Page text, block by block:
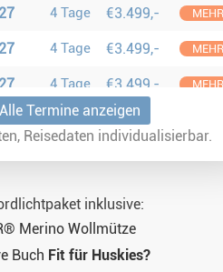
4 Tage €3.499,- MEHR
4 Tage €3.499,- MEHR
4 Tage €3.499,- MEHR
4 Tage €3.499,-
4 Tage €3.180,-
4 Tage €3.180,-
Alle Termine anzeigen
Reisedaten individualisierbar.
inklusive:
Merino Wollmütze
Buch Fit für Huskies?